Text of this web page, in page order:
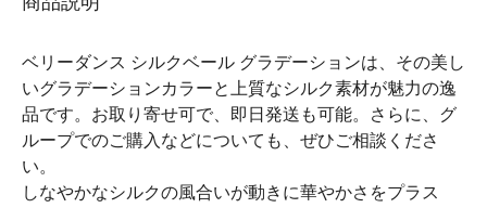
ベリーダンス シルクベール グラデーションは、その美し
いグラデーションカラーと上質なシルク素材が魅力の逸
品です。お取り寄せ可で、即日発送も可能。さらに、グ
ループでのご購入などについても、ぜひご相談くださ
い。
しなやかなシルクの風合いが動きに華やかさをプラス